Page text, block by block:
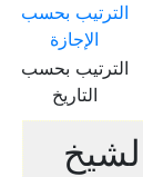
الترتيب بحسب
الإجازة
الترتيب بحسب
التاريخ